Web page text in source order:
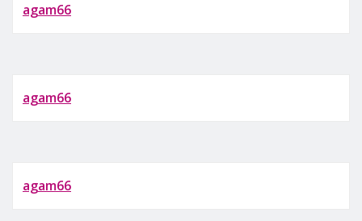
agam66
agam66
agam66